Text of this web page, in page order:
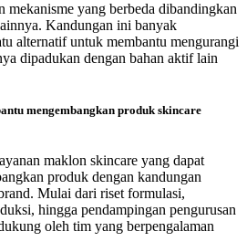
mekanisme yang berbeda dibandingkan
Kandungan ini banyak
alternatif untuk membantu mengurangi
dipadukan dengan bahan aktif lain
mengembangkan produk skincare
maklon skincare yang dapat
produk dengan kandungan
Mulai dari riset formulasi,
hingga pendampingan pengurusan
oleh tim yang berpengalaman